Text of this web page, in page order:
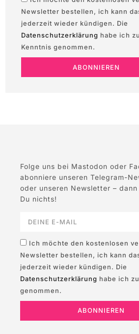
Newsletter bestellen, ich kann
jederzeit wieder kündigen. Die
Datenschutzerklärung habe ich
Kenntnis genommen.
ABONNIEREN
Folge uns bei Mastodon oder
abonniere unseren Telegram-
oder unseren Newsletter –
Du nichts!
Ich möchte den kostenlosen
Newsletter bestellen, ich kann
jederzeit wieder kündigen. Die
Datenschutzerklärung habe ich
genommen.
ABONNIEREN